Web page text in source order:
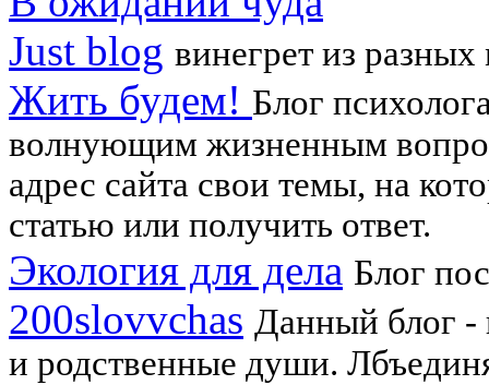
Just blog винегрет из
Жить будем! Блог
волнующим жизненным
адрес сайта свои темы, на
статью или получить ответ.
Экология для дела Блог
200slovvchas Данный блог -
и родственные души.